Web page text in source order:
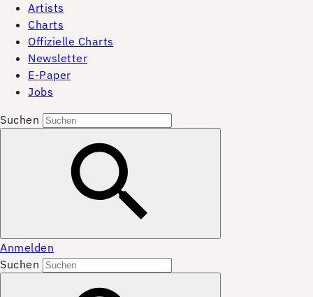
Artists
Charts
Offizielle Charts
Newsletter
E-Paper
Jobs
Suchen
Anmelden
Suchen